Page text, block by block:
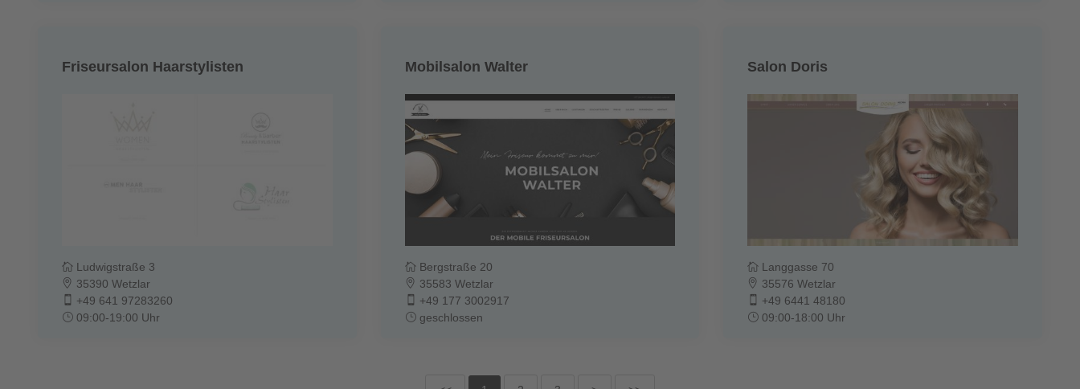
Friseursalon Haarstylisten
Ludwigstraße 3
35390 Wetzlar
+49 641 97283260
09:00-19:00 Uhr
Mobilsalon Walter
Bergstraße 20
35583 Wetzlar
+49 177 3002917
geschlossen
Salon Doris
Langgasse 70
35576 Wetzlar
+49 6441 48180
09:00-18:00 Uhr